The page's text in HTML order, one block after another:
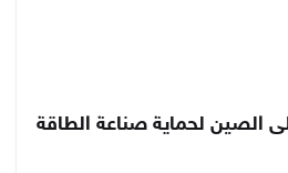
الصين لحماية صناعة الطاقة